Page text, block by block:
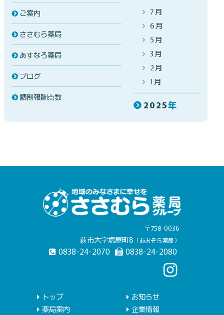
ご案内
ささむら薬局
あすなろ薬局
ブログ
調剤報酬点数
7月
6月
5月
3月
2月
1月
2025年
〒758-0036
萩市大字塩屋町8 （あおぞら薬局）
0838-24-2070 0838-24-2080
トップ
お知らせ
薬局案内
企業情報